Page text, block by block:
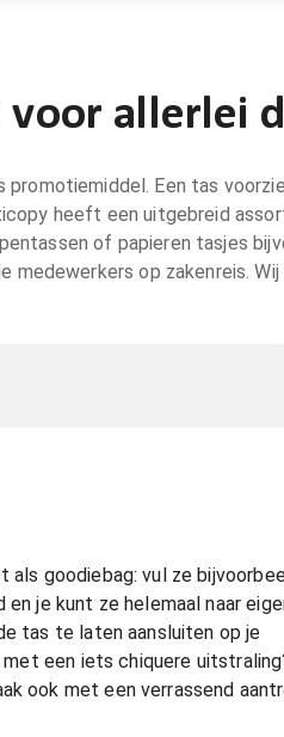
voor allerlei
Een tas
heeft een uitgebreid
of papieren tasjes
op zakenreis.
als goodiebag: vul ze
je kunt ze helemaal naar
tas te laten aansluiten op je
met een iets chiquere
ook met een verrassend